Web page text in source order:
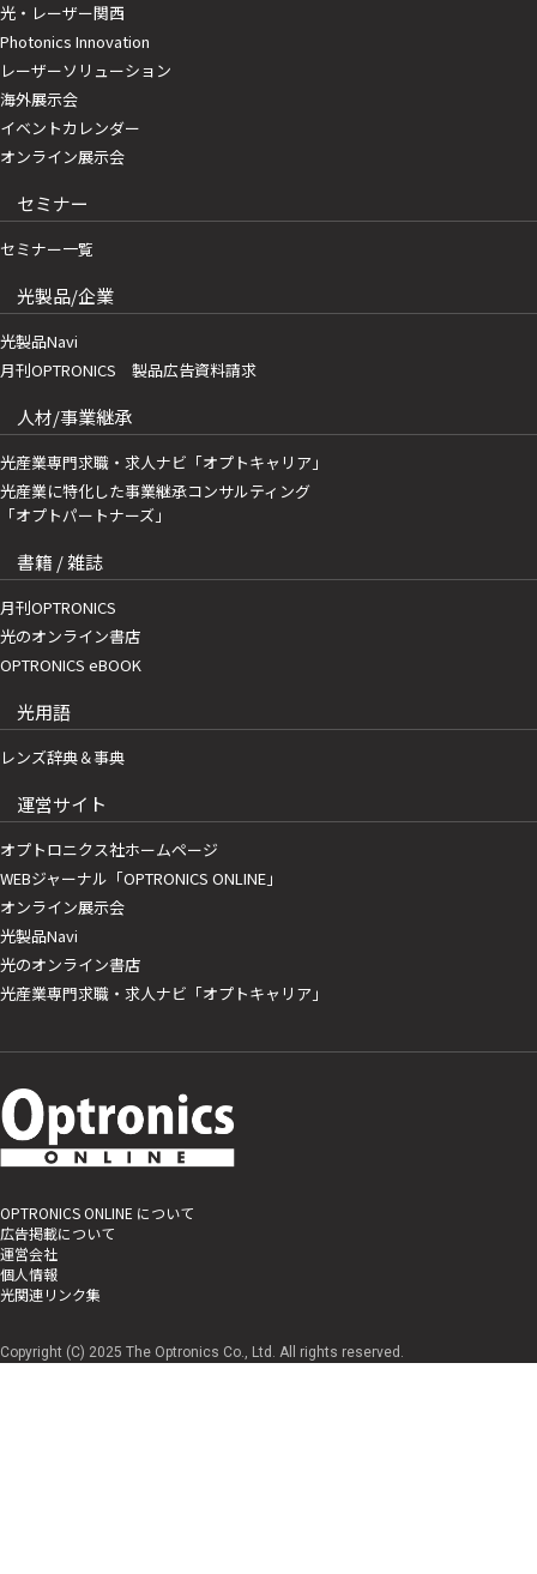
光・レーザー関西
Photonics Innovation
レーザーソリューション
海外展示会
イベントカレンダー
オンライン展示会
セミナー
セミナー一覧
光製品/企業
光製品Navi
月刊OPTRONICS 製品広告資料請求
人材/事業継承
光産業専門求職・求人ナビ「オプトキャリア」
光産業に特化した事業継承コンサルティング
「オプトパートナーズ」
書籍 / 雑誌
月刊OPTRONICS
光のオンライン書店
OPTRONICS eBOOK
光用語
レンズ辞典＆事典
運営サイト
オプトロニクス社ホームページ
WEBジャーナル「OPTRONICS ONLINE」
オンライン展示会
光製品Navi
光のオンライン書店
光産業専門求職・求人ナビ「オプトキャリア」
OPTRONICS ONLINE について
広告掲載について
運営会社
個人情報
光関連リンク集
Copyright (C) 2025 The Optronics Co., Ltd. All rights reserved.